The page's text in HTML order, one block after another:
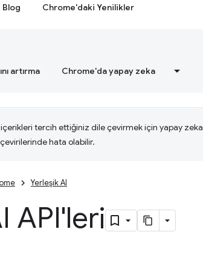
Blog Chrome'daki Yenilikler
artırma Chrome'da yapay zeka
tercih ettiğiniz dile çevirmek için yapay zeka
hata olabilir.
Yerleşik AI
API'leri